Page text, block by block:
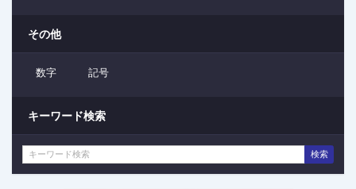
その他
数字 記号
キーワード検索
検索